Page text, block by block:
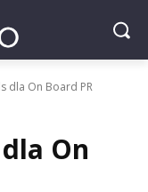
dla On Board PR
On